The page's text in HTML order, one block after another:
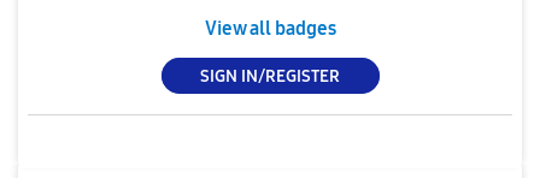
View all badges
SIGN IN/REGISTER